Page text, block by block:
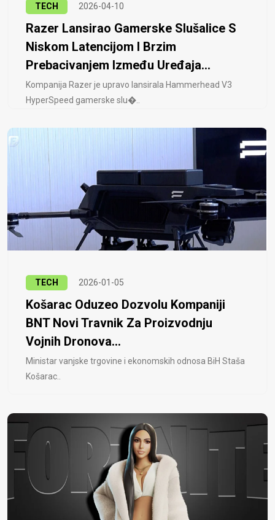
TECH 2026-04-10
Razer Lansirao Gamerske Slušalice S
Niskom Latencijom I Brzim
Prebacivanjem Između Uređaja...
Kompanija Razer je upravo lansirala Hammerhead V3
HyperSpeed ​​gamerske slu�..
TECH 2026-01-05
Košarac Oduzeo Dozvolu Kompaniji
BNT Novi Travnik Za Proizvodnju
Vojnih Dronova...
Ministar vanjske trgovine i ekonomskih odnosa BiH Staša
Košarac..